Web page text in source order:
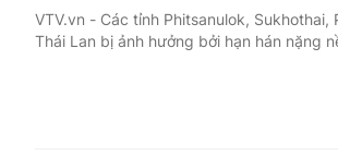
VTV.vn - Các tỉnh Phitsanulok,
Thái Lan bị ảnh hưởng bởi hạn hán nặng